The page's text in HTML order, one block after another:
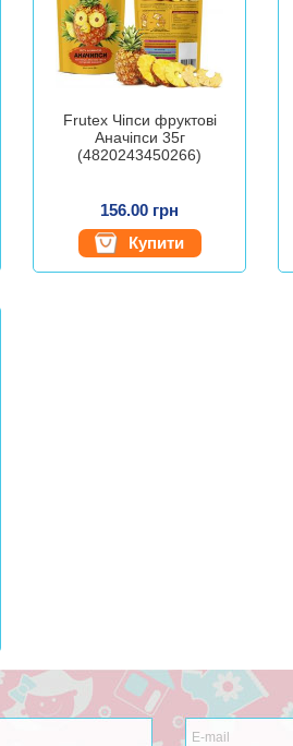
Frutex Чіпси фруктові
Аначіпси 35г
(4820243450266)
156.00 грн
Купити